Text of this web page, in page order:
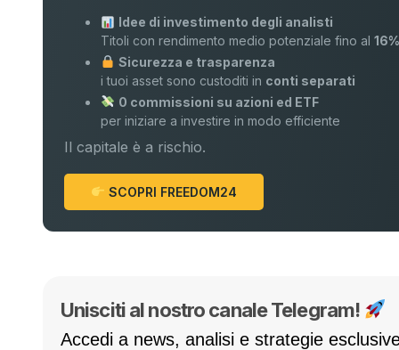
Idee di investimento degli analisti
Titoli con rendimento medio potenziale fino al
Sicurezza e trasparenza
i tuoi asset sono custoditi in conti separati
0 commissioni su azioni ed ETF
per iniziare a investire in modo efficiente
Il capitale è a rischio.
SCOPRI FREEDOM24
Unisciti al nostro canale Telegram!
Accedi a news, analisi e strategie